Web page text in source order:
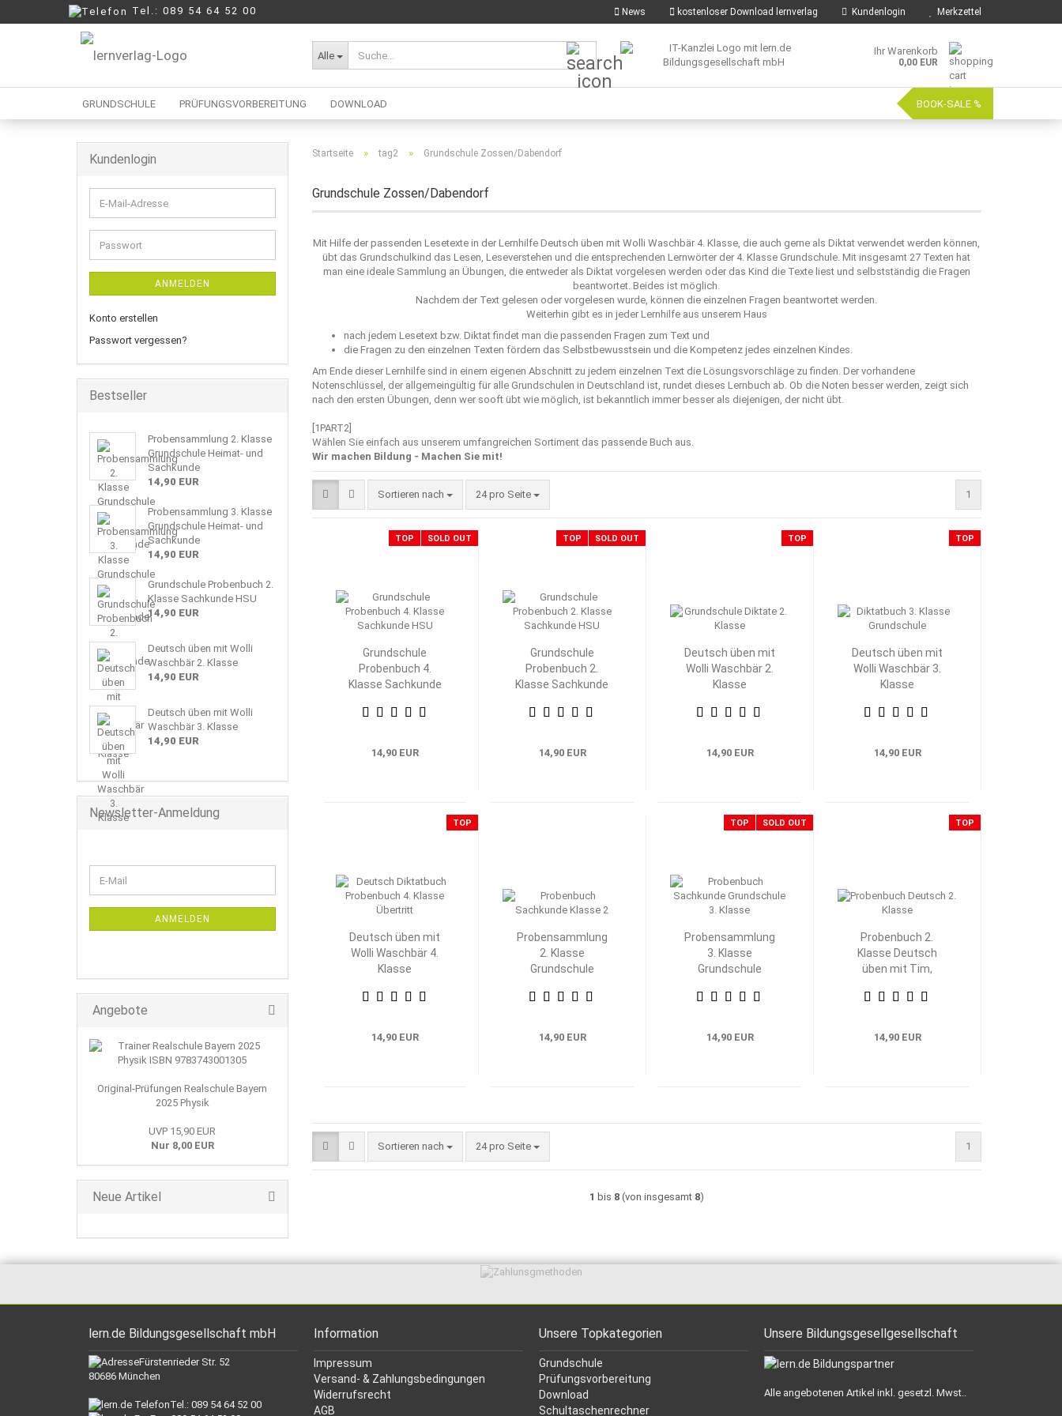
News kostenloser Download lernverlag Kundenlogin Merkzettel
Tel.: 089 54 64 52 00
Alle
Suche... Ihr Warenkorb
0,00 EUR
GRUNDSCHULE PRÜFUNGSVORBEREITUNG
Mittelschule
DOWNLOAD BOOK-SALE %
Startseite » tag2 » Grundschule Zossen/Dabendorf
Grundschule Zossen/Dabendorf
Mit Hilfe der passenden Lesetexte in der Lernhilfe Deutsch üben mit Wolli Waschbär 4. Klasse, die auch gerne als Diktat verwendet werden können,
übt das Grundschulkind das Lesen, Leseverstehen und die entsprechenden Lernwörter der 4. Klasse Grundschule. Mit insgesamt 27 Texten hat
man eine ideale Sammlung an Übungen, die entweder als Diktat vorgelesen werden oder das Kind die Texte liest und selbstständig die Fragen
beantwortet. Beides ist möglich.
Nachdem der Text gelesen oder vorgelesen wurde, können die einzelnen Fragen beantwortet werden.
Weiterhin gibt es in jeder Lernhilfe aus unserem Haus
nach jedem Lesetext bzw. Diktat findet man die passenden Fragen zum Text und
die Fragen zu den einzelnen Texten fördern das Selbstbewusstsein und die Kompetenz jedes einzelnen Kindes.
Am Ende dieser Lernhilfe sind in einem eigenen Abschnitt zu jedem einzelnen Text die Lösungsvorschläge zu finden. Der vorhandene
Notenschlüssel, der allgemeingültig für alle Grundschulen in Deutschland ist, rundet dieses Lernbuch ab. Ob die Noten besser werden, zeigt sich
nach den ersten Übungen, denn wer sooft übt wie möglich, ist bekanntlich immer besser als diejenigen, der nicht übt.
[1PART2]
Wählen Sie einfach aus unserem umfangreichen Sortiment das passende Buch aus.
Wir machen Bildung - Machen Sie mit!
Sortieren nach
Sortieren nach 24 pro Seite
pro Seite 1
TOP SOLD OUT
Grundschule
Probenbuch 4.
Klasse Sachkunde
14,90 EUR
TOP SOLD OUT
Grundschule
Probenbuch 2.
Klasse Sachkunde
14,90 EUR
TOP
Deutsch üben mit
Wolli Waschbär 2.
Klasse
14,90 EUR
TOP
Deutsch üben mit
Wolli Waschbär 3.
Klasse
14,90 EUR
TOP
Deutsch üben mit
Wolli Waschbär 4.
Klasse
14,90 EUR
Probensammlung
2. Klasse
Grundschule
Sachkunde
14,90 EUR
TOP SOLD OUT
Probensammlung
3. Klasse
Grundschule
Sachkunde
14,90 EUR
TOP
Probenbuch 2.
Klasse Deutsch
üben mit Tim,
Waschbär
14,90 EUR
Sortieren nach
Sortieren nach 24 pro Seite
pro Seite 1
1 bis 8(von insgesamt 8)
Kundenlogin
E-
Mail-
Adresse
Passwort
ANMELDEN
Konto erstellen
Passwort vergessen?
Bestseller
Probensammlung 2. Klasse
Grundschule Heimat- und
Sachkunde
14,90 EUR
Probensammlung 3. Klasse
Grundschule Heimat- und
Sachkunde
14,90 EUR
Grundschule Probenbuch 2.
Klasse Sachkunde HSU
14,90 EUR
Deutsch üben mit Wolli
Waschbär 2. Klasse
14,90 EUR
Deutsch üben mit Wolli
Waschbär 3. Klasse
14,90 EUR
Newsletter-Anmeldung
ZUR
E-
Mail
ANMELDEN
Angebote
Original-Prüfungen Realschule Bayern
2025 Physik
UVP 15,90 EUR
Nur 8,00 EUR
Neue Artikel
lern.de Bildungsgesellschaft mbH
Fürstenrieder Str. 52
80686 München
Tel.: 089 54 64 52 00
Information
Impressum
Versand- & Zahlungsbedingungen
Widerrufsrecht
AGB
Unsere Topkategorien
Grundschule
Prüfungsvorbereitung
Download
Schultaschenrechner
Unsere Bildungsgesellgesellschaft
Alle angebotenen Artikel inkl. gesetzl. Mwst..